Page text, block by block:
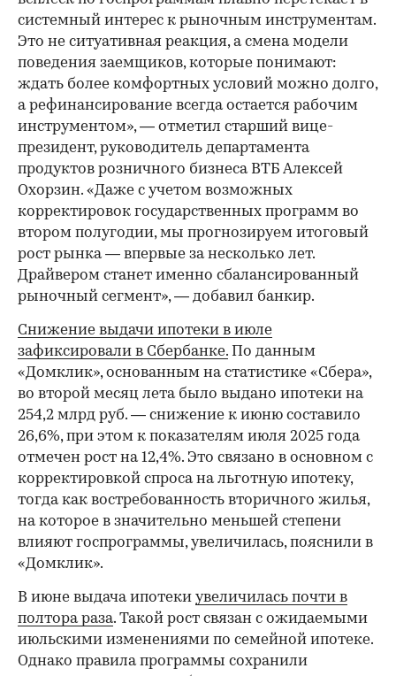
системный интерес к рыночным инструментам.
Это не ситуативная реакция, а смена модели
поведения заемщиков, которые понимают:
ждать более комфортных условий можно долго,
а рефинансирование всегда остается рабочим
инструментом», — отметил старший вице-
президент, руководитель департамента
продуктов розничного бизнеса ВТБ Алексей
Охорзин. «Даже с учетом возможных
корректировок государственных программ во
втором полугодии, мы прогнозируем итоговый
рост рынка — впервые за несколько лет.
Драйвером станет именно сбалансированный
рыночный сегмент», — добавил банкир.
Снижение выдачи ипотеки в июле
зафиксировали в Сбербанке. По данным
«Домклик», основанным на статистике «Сбера»,
во второй месяц лета было выдано ипотеки на
254,2 млрд руб. — снижение к июню составило
26,6%, при этом к показателям июля 2025 года
отмечен рост на 12,4%. Это связано в основном с
корректировкой спроса на льготную ипотеку,
тогда как востребованность вторичного жилья,
на которое в значительно меньшей степени
влияют госпрограммы, увеличилась, пояснили в
«Домклик».
В июне выдача ипотеки увеличилась почти в
полтора раза. Такой рост связан с ожидаемыми
июльскими изменениями по семейной ипотеке.
Однако правила программы сохранили